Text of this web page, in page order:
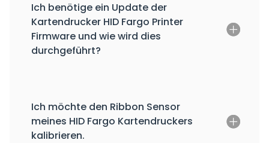
Ich benötige ein Update der
Kartendrucker HID Fargo Printer
Firmware und wie wird dies
durchgeführt?
Ich möchte den Ribbon Sensor
meines HID Fargo Kartendruckers
kalibrieren.